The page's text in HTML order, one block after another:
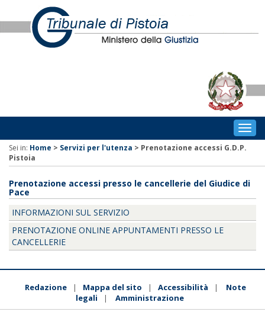
Sei in: Home > Servizi per l'utenza > Prenotazione accessi G.D.P.
Pistoia
Prenotazione accessi presso le cancellerie del Giudice di
Pace
INFORMAZIONI SUL SERVIZIO
PRENOTAZIONE ONLINE APPUNTAMENTI PRESSO LE
CANCELLERIE
Redazione | Mappa del sito | Accessibilità |
Note
legali
| Amministrazione